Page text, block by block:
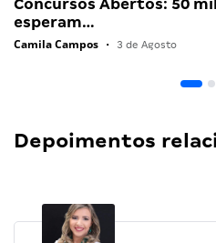
Concursos Abertos: 50
esperam…
Camila Campos • 3 de Agosto
Depoimentos